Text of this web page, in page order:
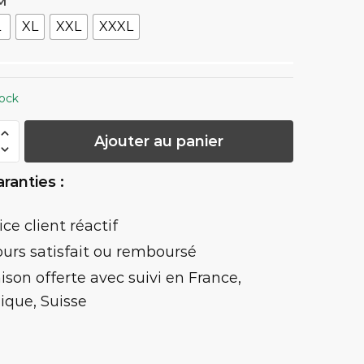
XL XXL XXXL
Ajouter au panier
:
client réactif
satisfait ou remboursé
offerte avec suivi en France,
Suisse